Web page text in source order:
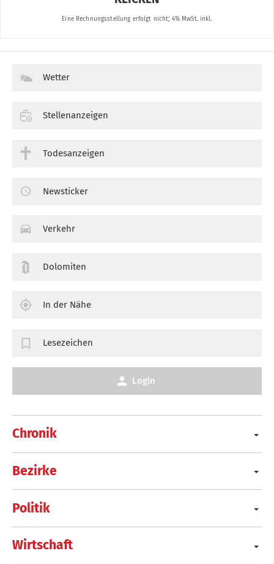
Chronik
Bezirke
Politik
Wirtschaft
Wetter
Stellenanzeigen
Todesanzeigen
Newsticker
Verkehr
Dolomiten
In der Nähe
Lesezeichen
Login